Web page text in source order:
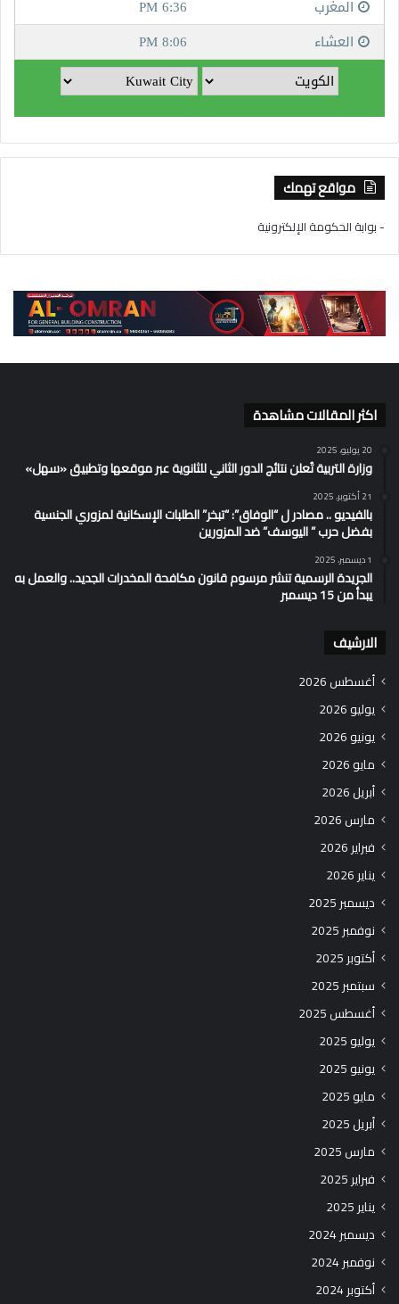
مواقع تهمك
- بوابة الحكومة الإلكترونية
اكثر المقالات مشاهدة
20 يوليو، 2025
وزارة التربية تُعلن نتائج الدور الثاني للثانوية عبر موقعها وتطبيق «سهل»
21 أكتوبر، 2025
بالفيديو .. مصادر ل “الوفاق”: “تبخر” الطلبات الإسكانية لمزوري الجنسية
بفضل حرب ” اليوسف” ضد المزورين
1 ديسمبر، 2025
الجريدة الرسمية تنشر مرسوم قانون مكافحة المخدرات الجديد.. والعمل به
يبدأ من 15 ديسمبر
الارشيف
أغسطس 2026
يوليو 2026
يونيو 2026
مايو 2026
أبريل 2026
مارس 2026
فبراير 2026
يناير 2026
ديسمبر 2025
نوفمبر 2025
أكتوبر 2025
سبتمبر 2025
أغسطس 2025
يوليو 2025
يونيو 2025
مايو 2025
أبريل 2025
مارس 2025
فبراير 2025
يناير 2025
ديسمبر 2024
نوفمبر 2024
أكتوبر 2024